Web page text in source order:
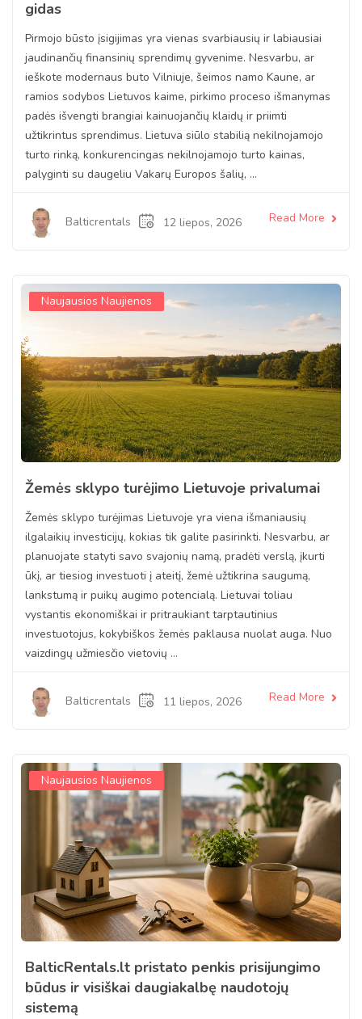
gidas
Pirmojo būsto įsigijimas yra vienas svarbiausių ir labiausiai
jaudinančių finansinių sprendimų gyvenime. Nesvarbu, ar
ieškote modernaus buto Vilniuje, šeimos namo Kaune, ar
ramios sodybos Lietuvos kaime, pirkimo proceso išmanymas
padės išvengti brangiai kainuojančių klaidų ir priimti
užtikrintus sprendimus. Lietuva siūlo stabilią nekilnojamojo
turto rinką, konkurencingas nekilnojamojo turto kainas,
palyginti su daugeliu Vakarų Europos šalių, ...
Balticrentals 12 liepos, 2026 Read More
Naujausios Naujienos
Žemės sklypo turėjimo Lietuvoje privalumai
Žemės sklypo turėjimas Lietuvoje yra viena išmaniausių
ilgalaikių investicijų, kokias tik galite pasirinkti. Nesvarbu, ar
planuojate statyti savo svajonių namą, pradėti verslą, įkurti
ūkį, ar tiesiog investuoti į ateitį, žemė užtikrina saugumą,
lankstumą ir puikų augimo potencialą. Lietuvai toliau
vystantis ekonomiškai ir pritraukiant tarptautinius
investuotojus, kokybiškos žemės paklausa nuolat auga. Nuo
vaizdingų užmiesčio vietovių ...
Balticrentals 11 liepos, 2026 Read More
Naujausios Naujienos
BalticRentals.lt pristato penkis prisijungimo
būdus ir visiškai daugiakalbę naudotojų
sistemą